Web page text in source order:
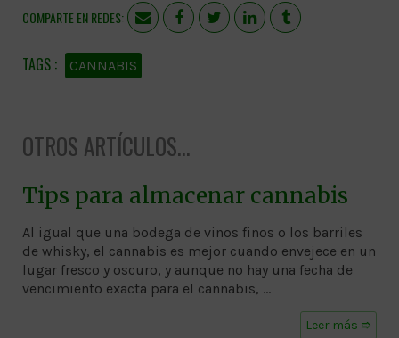
COMPARTE EN REDES:
CANNABIS
OTROS ARTÍCULOS...
Tips para almacenar cannabis
Al igual que una bodega de vinos finos o los barriles
de whisky, el cannabis es mejor cuando envejece en un
lugar fresco y oscuro, y aunque no hay una fecha de
vencimiento exacta para el cannabis, …
Leer más ➱